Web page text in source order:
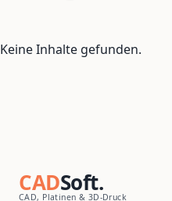
Keine Inhalte gefunden.
CADSoft.
CAD, Platinen & 3D-Druck